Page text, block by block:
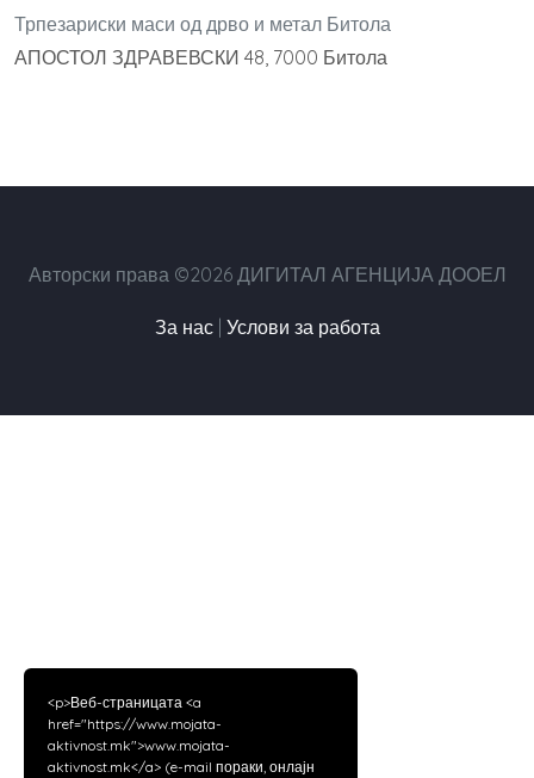
Трпезариски маси од дрво и метал Битола
АПОСТОЛ ЗДРАВЕВСКИ 48, 7000 Битола
Авторски права ©2026 ДИГИТАЛ АГЕНЦИЈА ДООЕЛ
За нас| Услови за работа
<p>Веб-страницата <a
href="https://www.mojata-
aktivnost.mk">www.mojata-
aktivnost.mk</a> (e-mail пораки, онлајн